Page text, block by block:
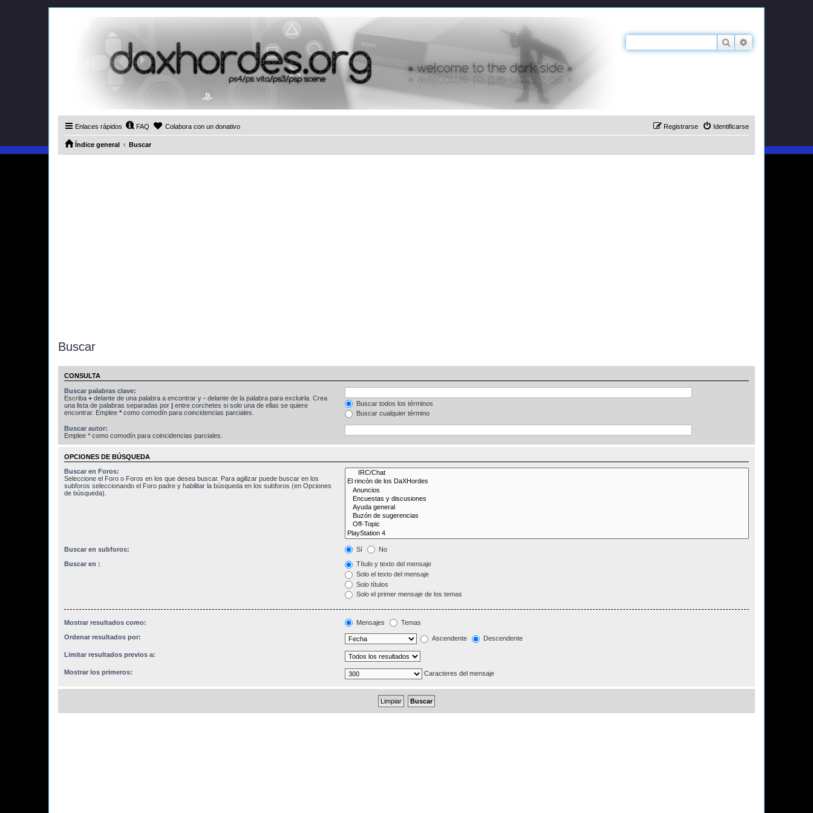
Buscar
Enlaces rápidos FAQ Colabora con un donativo Identificarse
Registrarse
Índice general Buscar
Buscar
CONSULTA
Buscar palabras clave:
Escriba + delante de una palabra a encontrar y - delante de la palabra para excluirla. Crea
una lista de palabras separadas por | entre corchetes si solo una de ellas se quiere
encontrar. Emplee * como comodín para coincidencias parciales.
Buscar todos los términos
Buscar cualquier término
Buscar autor:
Emplee * como comodín para coincidencias parciales.
OPCIONES DE BÚSQUEDA
Buscar en Foros:
Seleccione el Foro o Foros en los que desea buscar. Para agilizar puede buscar en los
subforos seleccionando el Foro padre y habilitar la búsqueda en los subforos (en Opciones
de búsqueda).
Buscar en subforos: Sí No
Buscar en :
Título y texto del mensaje
Solo el texto del mensaje
Solo títulos
Solo el primer mensaje de los temas
Mostrar resultados como: Mensajes Temas
Ordenar resultados por: Ascendente Descendente
Limitar resultados previos a:
Mostrar los primeros: Caracteres del mensaje